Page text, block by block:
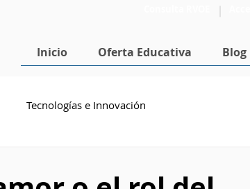
Inicio Oferta Educativa Blog
Tecnologías e Innovación